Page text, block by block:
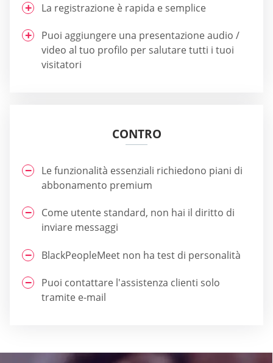
La registrazione è rapida e semplice
Puoi aggiungere una presentazione audio /
video al tuo profilo per salutare tutti i tuoi
visitatori
CONTRO
Le funzionalità essenziali richiedono piani di
abbonamento premium
Come utente standard, non hai il diritto di
inviare messaggi
BlackPeopleMeet non ha test di personalità
Puoi contattare l'assistenza clienti solo
tramite e-mail